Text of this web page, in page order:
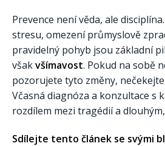
Prevence není věda, ale
stresu, omezení průmyslově
pravidelný pohyb jsou základní
všakvšímavost. Pokud na sobě
pozorujete tyto změny,
Včasná diagnóza a konzultace s
rozdílem mezi tragédií a
Sdílejte tento článek se svými